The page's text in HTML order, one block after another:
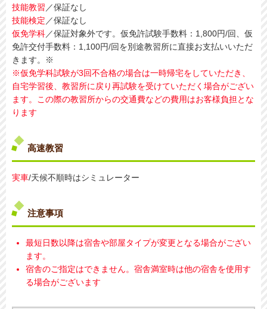
技能教習 ／保証なし
技能検定 ／保証なし
仮免学科／保証対象外です。仮免許試験手数料：1,800円/回、仮
免許交付手数料：1,100円/回を別途教習所に直接お支払いいただ
きます。※
※仮免学科試験が3回不合格の場合は一時帰宅をしていただき、
自宅学習後、教習所に戻り再試験を受けていただく場合がござい
ます。この際の教習所からの交通費などの費用はお客様負担とな
ります
高速教習
実車/天候不順時はシミュレーター
注意事項
最短日数以降は宿舎や部屋タイプが変更となる場合がござい
ます。
宿舎のご指定はできません。宿舎満室時は他の宿舎を使用す
る場合がございます